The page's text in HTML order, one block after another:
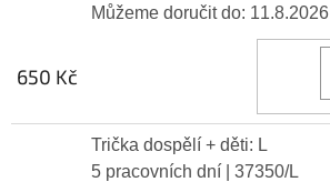
Můžeme doručit do: 11.8.2026
650 Kč
Trička dospělí + děti: L
5 pracovních dní
| 37350/L